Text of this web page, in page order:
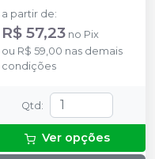
a partir de:
R$ 57,23 no Pix
ou R$ 59,00 nas demais
condições
Qtd :
Ver opções